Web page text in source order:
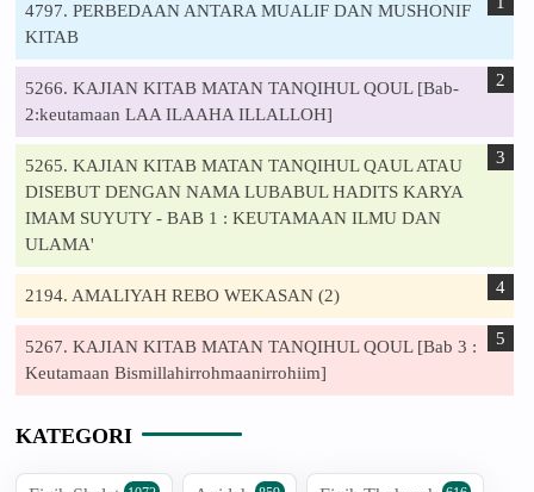
4797. PERBEDAAN ANTARA MUALIF DAN MUSHONIF
KITAB
5266. KAJIAN KITAB MATAN TANQIHUL QOUL [Bab-
2:keutamaan LAA ILAAHA ILLALLOH]
5265. KAJIAN KITAB MATAN TANQIHUL QAUL ATAU
DISEBUT DENGAN NAMA LUBABUL HADITS KARYA
IMAM SUYUTY - BAB 1 : KEUTAMAAN ILMU DAN
ULAMA'
2194. AMALIYAH REBO WEKASAN (2)
5267. KAJIAN KITAB MATAN TANQIHUL QOUL [Bab 3 :
Keutamaan Bismillahirrohmaanirrohiim]
KATEGORI